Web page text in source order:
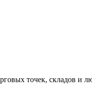
точек, складов и